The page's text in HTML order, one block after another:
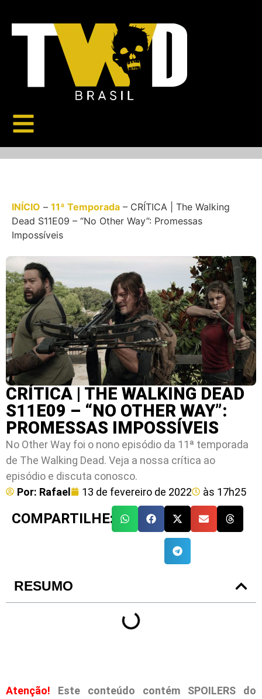
INÍCIO – 11ª Temporada – CRÍTICA | The Walking
Dead S11E09 – “No Other Way”: Promessas
Impossíveis
CRÍTICA | THE WALKING DEAD
S11E09 – “NO OTHER WAY”:
PROMESSAS IMPOSSÍVEIS
No Other Way foi o nono episódio da 11ª temporada
de The Walking Dead. Veja a nossa crítica ao
episódio e discuta conosco.
Por: Rafael 13 de fevereiro de 2022 às 17h25
COMPARTILHE:
RESUMO
Atenção! Este conteúdo contém SPOILERS do